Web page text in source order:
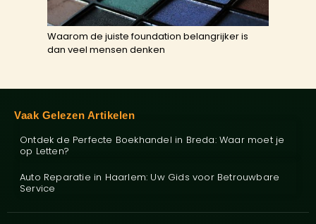
Waarom de juiste foundation belangrijker is
dan veel mensen denken
Vaak Gelezen Artikelen
Ontdek de Perfecte Boekhandel in Breda: Waar moet je
op Letten?
Auto Reparatie in Haarlem: Uw Gids voor Betrouwbare
Service